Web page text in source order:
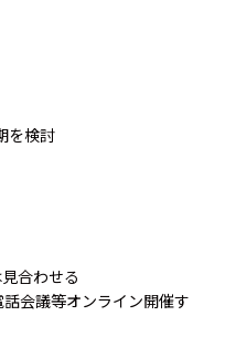
を検討
合わせる
会議等オンライン開催す